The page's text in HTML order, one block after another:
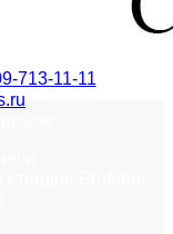
713-11-11